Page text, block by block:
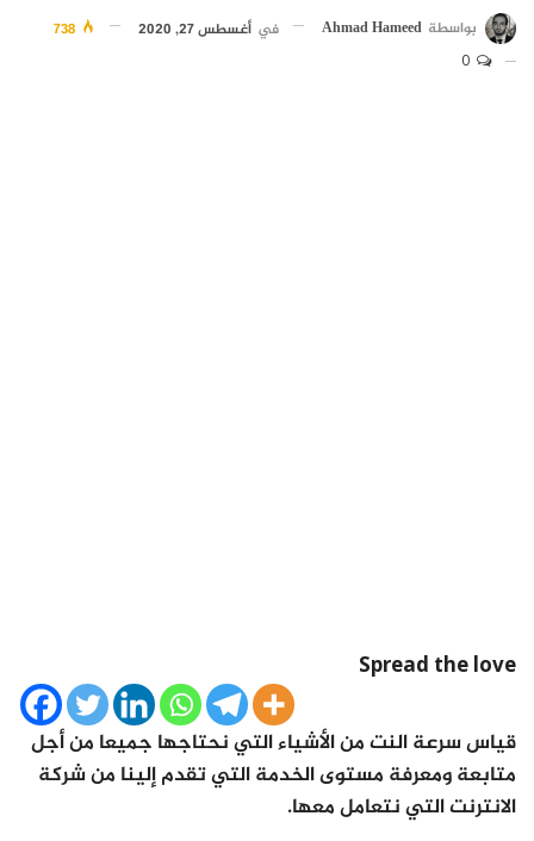
بواسطة Ahmad Hameed في أغسطس 27, 2020
Spread the love
قياس سرعة النت من الأشياء التي نحتاجها جميعا من أجل
متابعة ومعرفة مستوى الخدمة التي تقدم إلينا من شركة
الانترنت التي نتعامل معها.